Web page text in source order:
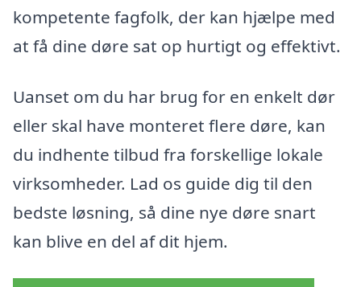
kompetente fagfolk, der kan hjælpe med
at få dine døre sat op hurtigt og effektivt.
Uanset om du har brug for en enkelt dør
eller skal have monteret flere døre, kan
du indhente tilbud fra forskellige lokale
virksomheder. Lad os guide dig til den
bedste løsning, så dine nye døre snart
kan blive en del af dit hjem.